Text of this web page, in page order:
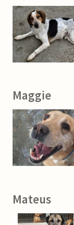
Maggie
Mateus